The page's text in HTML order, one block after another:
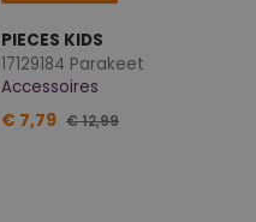
PIECES KIDS
17129184 Parakeet
Accessoires
€ 7,79 € 12,99